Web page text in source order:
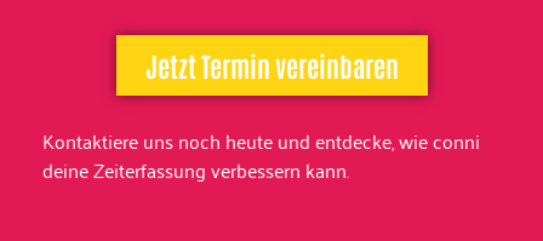
Jetzt Termin vereinbaren
Kontaktiere uns noch heute und entdecke, wie conni
deine Zeiterfassung verbessern kann.